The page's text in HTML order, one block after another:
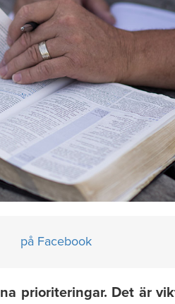
på Facebook
prioriteringar. Det är